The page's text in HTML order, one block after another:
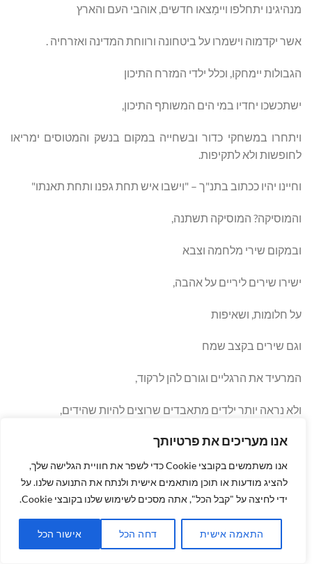
אנו מעריכים את פרטיותך
אנו משתמשים בקובצי Cookie כדי לשפר את חוויית הגלישה שלך,
להציג מודעות או תוכן מותאמים אישית ולנתח את התנועה שלנו. על
ידי לחיצה על "קבל הכל", אתה מסכים לשימוש שלנו בקובצי Cookie.
התאמה אישית דחה הכל אישור הכל
מנהיגינו יתחלפו ויימָצאו חדשים, אוהבי העם והארץ
אשר יקדמוה וישמרו על ביטחונה ורווחת המדינה ואזרחיה .
הגבולות יימחקו, וכלל ילדי המזרח התיכון
ישתכשכו יחדיו במי הים המשותף התיכון,
ויתחרו במשחקי כדור ובשחייה במקום בנשק והמטוסים ימריאו
לחופשות ולא לתקיפות.
וחיינו יהיו ככתוב בתנ"ך – "וישבו איש תחת גפנו ותחת תאנתו"
והמוסיקה? המוסיקה תשתנה,
ובמקום שירי מלחמה וצבא
ישירו שירים ליריים על אהבה,
על חלומות, ושאיפות
וגם שירים בקצב שמח
המרעיד את הרגליים וגורם להן לרקוד,
ולא נראה יותר ילדים מתאבדים שרוצים להיות שהידים,
או אנשי דת השולחים את ילדיהם של אחרים למות,
ולא נראה את העצב של משפחות קורבנות הטרור
וגם לא את העצב של מחנות הפליטים.
ולא נגדיל את חלקות הקבר הצבאיות,